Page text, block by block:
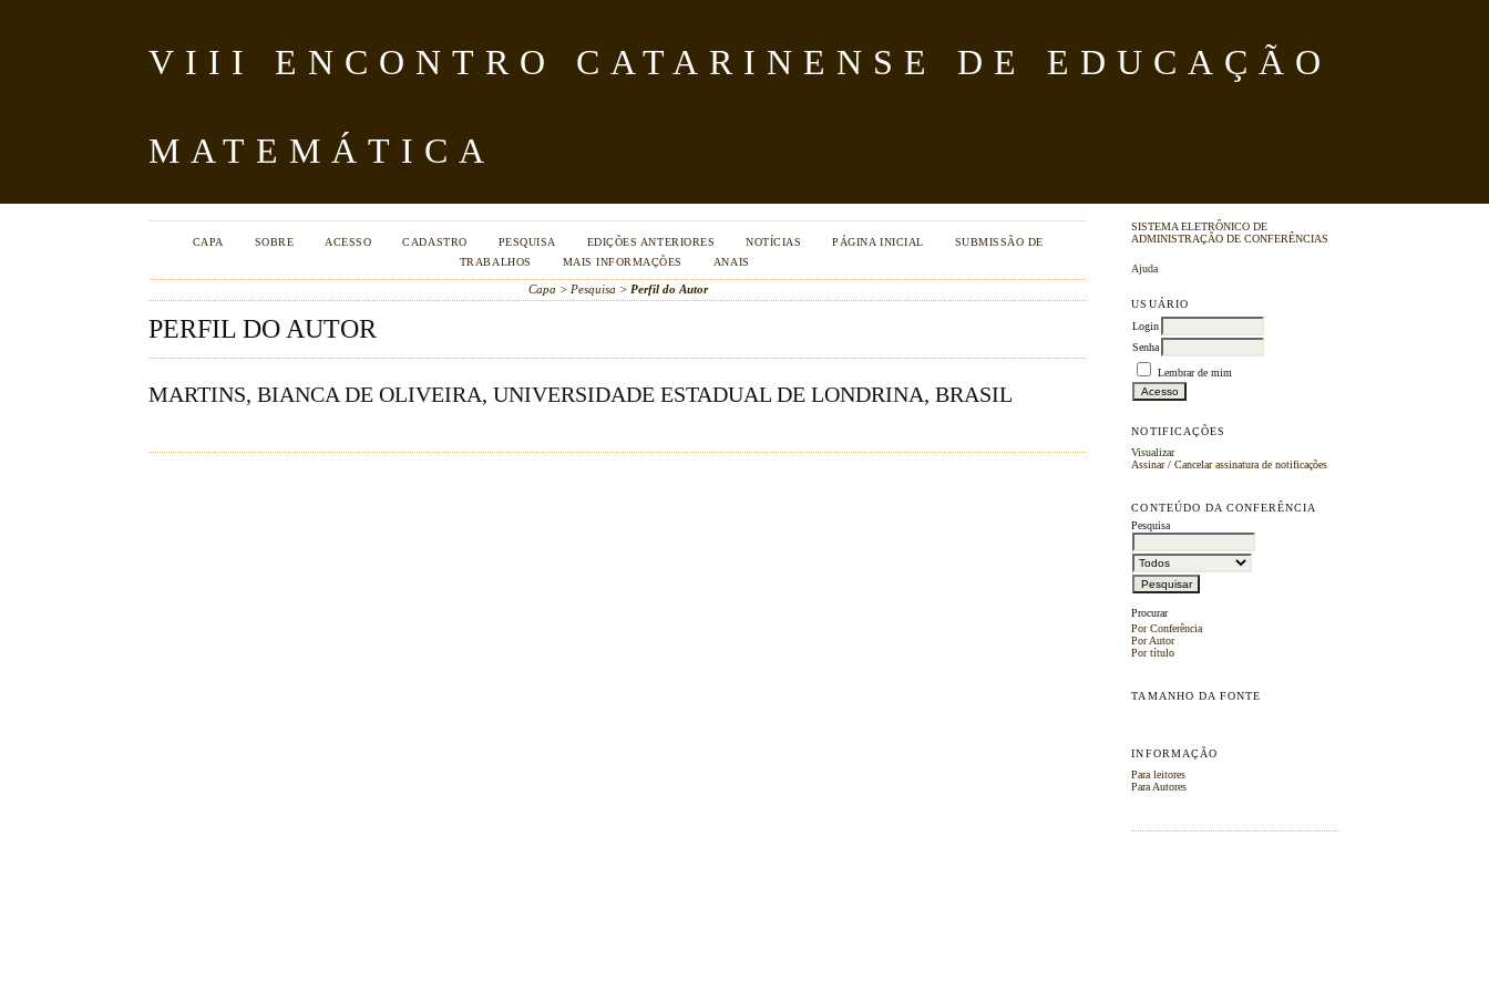
VIII ENCONTRO CATARINENSE DE EDUCAÇÃO
MATEMÁTICA
SISTEMA ELETRÔNICO DE
ADMINISTRAÇÃO DE CONFERÊNCIAS
Ajuda
USUÁRIO
Login
Senha
Lembrar de mim
NOTIFICAÇÕES
Visualizar
Assinar/Cancelar assinatura de notificações
CONTEÚDO DA CONFERÊNCIA
Pesquisa
Procurar
Por Conferência
Por Autor
Por título
TAMANHO DA FONTE
INFORMAÇÃO
Para leitores
Para Autores
CAPA SOBRE ACESSO CADASTRO PESQUISA EDIÇÕES ANTERIORES NOTÍCIAS PÁGINA INICIAL
SUBMISSÃO DE
TRABALHOS
MAIS INFORMAÇÕES ANAIS
Capa > Pesquisa > Perfil do Autor
PERFIL DO AUTOR
MARTINS, BIANCA DE OLIVEIRA, UNIVERSIDADE ESTADUAL DE LONDRINA, BRASIL